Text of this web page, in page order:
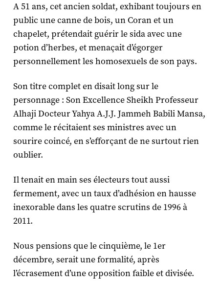
A 51 ans, cet ancien soldat, exhibant toujours en
public une canne de bois, un Coran et un
chapelet, prétendait guérir le sida avec une
potion d’herbes, et menaçait d’égorger
personnellement les homosexuels de son pays.
Son titre complet en disait long sur le
personnage : Son Excellence Sheikh Professeur
Alhaji Docteur Yahya A.J.J. Jammeh Babili Mansa,
comme le récitaient ses ministres avec un
sourire coincé, en s’efforçant de ne surtout rien
oublier.
Il tenait en main ses électeurs tout aussi
fermement, avec un taux d’adhésion en hausse
inexorable dans les quatre scrutins de 1996 à
2011.
Nous pensions que le cinquième, le 1er
décembre, serait une formalité, après
l’écrasement d’une opposition faible et divisée.